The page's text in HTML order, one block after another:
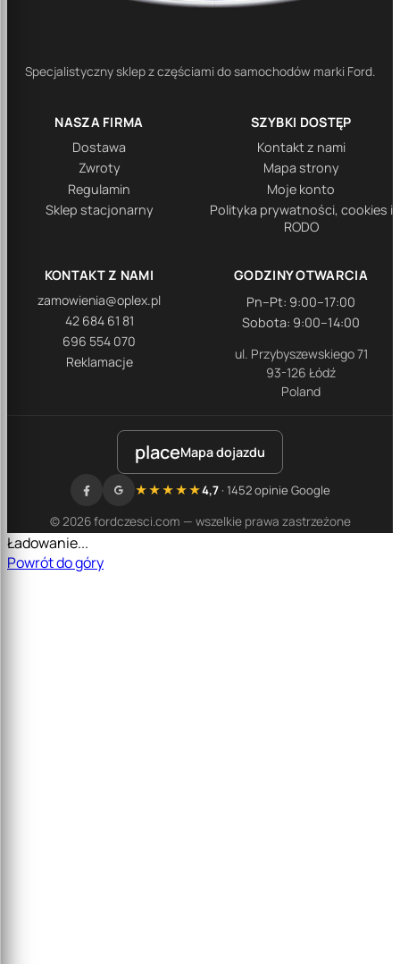
Specjalistyczny sklep z częściami do samochodów marki Ford.
NASZA FIRMA
Dostawa
Zwroty
Regulamin
Sklep stacjonarny
SZYBKI DOSTĘP
Kontakt z nami
Mapa strony
Moje konto
Polityka prywatności, cookies i
RODO
KONTAKT Z NAMI
zamowienia@oplex.pl
42 684 61 81
696 554 070
Reklamacje
GODZINY OTWARCIA
Pn–Pt: 9:00–17:00
Sobota: 9:00–14:00
ul. Przybyszewskiego 71
93-126 Łódź
Poland
placeMapa dojazdu
© 2026 fordczesci.com — wszelkie prawa zastrzeżone
★★★★★4,7· 1452 opinie Google
Ładowanie...
Powrót do góry